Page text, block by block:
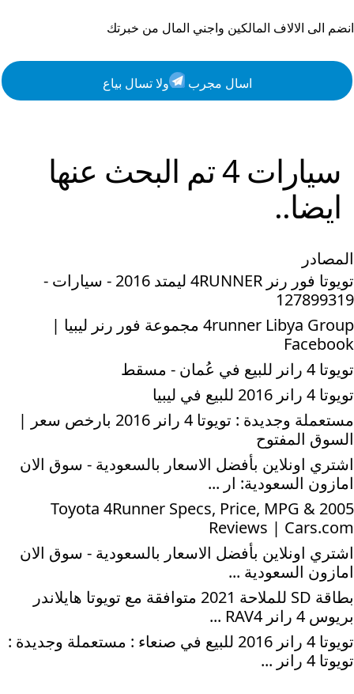
انضم الى الالاف المالكين واجني المال من خبرتك
اسال مجرب ولا تسال بياع
سيارات 4تم البحث عنها
ايضا..
المصادر
تويوتا فور رنر 4RUNNER ليمتد 2016 - سيارات -
127899319
4runner Libya Group مجموعة فور رنر ليبيا |
Facebook
تويوتا 4 رانر للبيع في عُمان - مسقط
تويوتا 4 رانر 2016 للبيع في ليبيا
مستعملة وجديدة : تويوتا 4 رانر 2016 بارخص سعر |
السوق المفتوح
اشتري اونلاين بأفضل الاسعار بالسعودية - سوق الان
امازون السعودية: ار ...
2005 Toyota 4Runner Specs, Price, MPG &
Reviews | Cars.com
اشتري اونلاين بأفضل الاسعار بالسعودية - سوق الان
امازون السعودية ...
بطاقة SD للملاحة 2021 متوافقة مع تويوتا هايلاندر
بريوس 4 رانر RAV4 ...
تويوتا 4 رانر 2016 للبيع في صنعاء : مستعملة وجديدة :
تويوتا 4 رانر ...